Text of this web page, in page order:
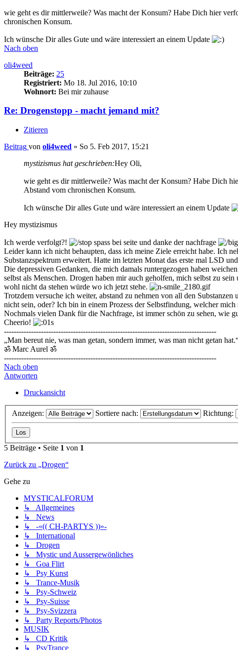
wie geht es dir mittlerweile? Was macht der Konsum? Habe Dich hier
chronischen Konsum.
Ich wünsche Dir alles Gute und wäre interessiert an einem Update
Nach oben
oli4weed
Beiträge: 25
Registriert: Mo 18. Jul 2016, 10:10
Wohnort: Bei mir zuhause
Re: Drogenstopp - macht jemand mit?
Zitieren
Beitrag von oli4weed » So 5. Feb 2017, 15:21
mystizismus hat geschrieben:Hey Oli,
wie geht es dir mittlerweile? Was macht der Konsum? Habe Dich
Abstand vom chronischen Konsum.
Ich wünsche Dir alles Gute und wäre interessiert an einem Update
Hey mystizismus
Ich werde verfolgt?!
spass bei seite und danke der nachfrage
Leider kann ich nicht behaupten, dass ich meine Ziele erreicht habe. Ich
Substanzspektrum erweitert. Hatte im letzten Monat das erste mal LSD
Die depressiven Gedanken, die mich damals runtergezogen haben
selbst als Menschen. Drogen haben mir auch geholfen, mich selbst zu
wohl nicht da stehen würde wo ich jetzt stehe.
Trotzdem versuche ich weiter, abstand zu nehmen von all den
nicht sein, oder? Ich bin in einem Prozess der Selbstfindung, welcher
Nochmals vielen Dank für die Nachfrage, ist immer schön zu sehen, wie
Cheerio!
--------------------------------------------------------------------------------------
„Man bereut nie, was man getan, sondern immer, was man nicht getan
ॐ Marc Aurel ॐ
--------------------------------------------------------------------------------------
Nach oben
Antworten
Druckansicht
Anzeigen: Sortiere nach: Richtung:
5 Beiträge • Seite 1 von 1
Zurück zu „Drogen“
Gehe zu
MYSTICALFORUM
↳ Allgemeines
↳ News
↳ -«(( CH-PARTYS ))»-
↳ International
↳ Drogen
↳ Mystic und Aussergewönliches
↳ Goa Flirt
↳ Psy Kunst
↳ Trance-Musik
↳ Psy-Schweiz
↳ Psy-Suisse
↳ Psy-Svizzera
↳ Party Reports/Photos
MUSIK
↳ CD Kritik
↳ PsyTrance